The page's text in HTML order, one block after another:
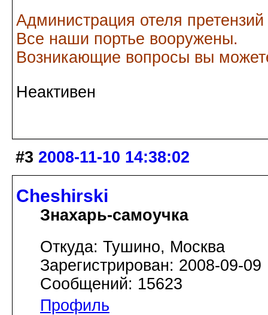
Администрация отеля
Все наши портье вооружены.
Возникающие вопросы вы
Неактивен
#3 2008-11-10 14:38:02
Cheshirski
Знахарь-самоучка
Откуда: Тушино, Москва
Зарегистрирован: 2008-09-09
Сообщений: 15623
Профиль